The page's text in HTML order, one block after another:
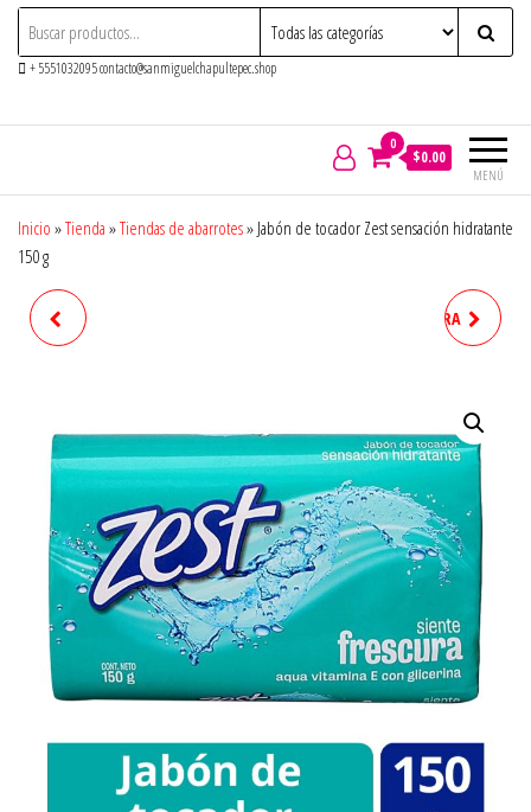
+ 5551032095 contacto@sanmiguelchapultepec.shop
MENÚ
0
$0.00
Inicio »Tienda »Tiendas de abarrotes» Jabón de tocador Zest sensación hidratante
150 g
JABÓN DE TOCADOR DOVE TALCO DESODORANTE PARA
ORIGINAL 200 G